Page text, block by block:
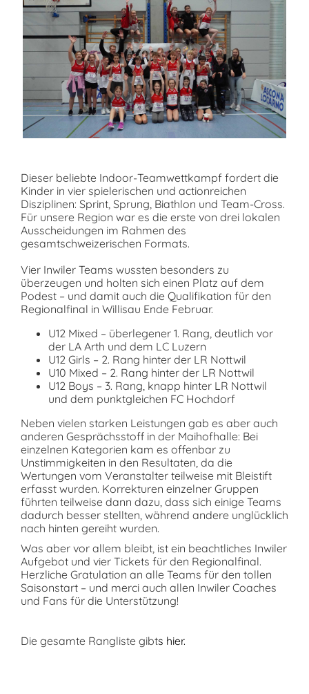
Dieser beliebte Indoor-Teamwettkampf fordert die
Kinder in vier spielerischen und actionreichen
Disziplinen: Sprint, Sprung, Biathlon und Team-Cross.
Für unsere Region war es die erste von drei lokalen
Ausscheidungen im Rahmen des
gesamtschweizerischen Formats.
Vier Inwiler Teams wussten besonders zu
überzeugen und holten sich einen Platz auf dem
Podest – und damit auch die Qualifikation für den
Regionalfinal in Willisau Ende Februar.
U12 Mixed – überlegener 1. Rang, deutlich vor
der LA Arth und dem LC Luzern
U12 Girls – 2. Rang hinter der LR Nottwil
U10 Mixed – 2. Rang hinter der LR Nottwil
U12 Boys – 3. Rang, knapp hinter LR Nottwil
und dem punktgleichen FC Hochdorf
Neben vielen starken Leistungen gab es aber auch
anderen Gesprächsstoff in der Maihofhalle: Bei
einzelnen Kategorien kam es offenbar zu
Unstimmigkeiten in den Resultaten, da die
Wertungen vom Veranstalter teilweise mit Bleistift
erfasst wurden. Korrekturen einzelner Gruppen
führten teilweise dann dazu, dass sich einige Teams
dadurch besser stellten, während andere unglücklich
nach hinten gereiht wurden.
Was aber vor allem bleibt, ist ein beachtliches Inwiler
Aufgebot und vier Tickets für den Regionalfinal.
Herzliche Gratulation an alle Teams für den tollen
Saisonstart – und merci auch allen Inwiler Coaches
und Fans für die Unterstützung!
Die gesamte Rangliste gibts hier.